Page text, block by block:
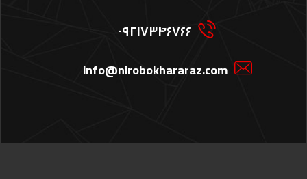
۰۹۲۱۷۳۴۶۷۶۶
info@nirobokhararaz.com